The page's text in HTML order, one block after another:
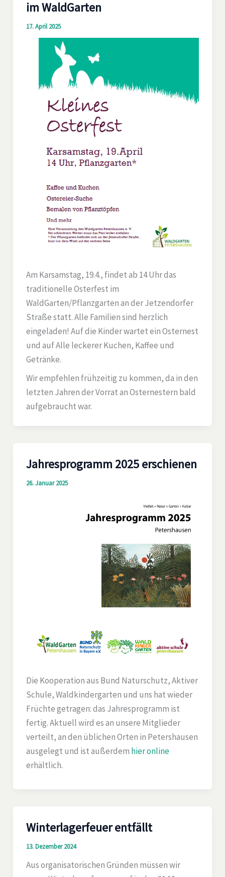
im WaldGarten
17. April 2025
Am Karsamstag, 19.4., findet ab 14 Uhr das
traditionelle Osterfest im
WaldGarten/Pflanzgarten an der Jetzendorfer
Straße statt. Alle Familien sind herzlich
eingeladen! Auf die Kinder wartet ein Osternest
und auf Alle leckerer Kuchen, Kaffee und
Getränke.
Wir empfehlen frühzeitig zu kommen, da in den
letzten Jahren der Vorrat an Osternestern bald
aufgebraucht war.
Jahresprogramm 2025 erschienen
26. Januar 2025
Die Kooperation aus Bund Naturschutz, Aktiver
Schule, Waldkindergarten und uns hat wieder
Früchte getragen: das Jahresprogramm ist
fertig. Aktuell wird es an unsere Mitglieder
verteilt, an den üblichen Orten in Petershausen
ausgelegt und ist außerdem hier online
erhältlich.
Winterlagerfeuer entfällt
13. Dezember 2024
Aus organisatorischen Gründen müssen wir